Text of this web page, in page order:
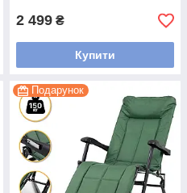
2 499 ₴
Купити
Подарунок